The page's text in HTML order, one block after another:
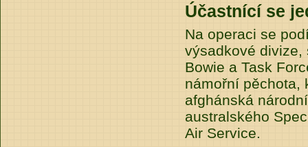
Účastnící se
Na operaci se
výsadkové divize,
Bowie a Task
námořní pěchota,
afghánská
australského
Air Service.